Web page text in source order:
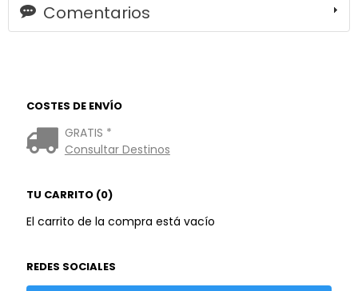
COSTES DE ENVÍO
GRATIS *
Consultar Destinos
TU CARRITO (0)
El carrito de la compra está vacío
REDES SOCIALES
Comentarios